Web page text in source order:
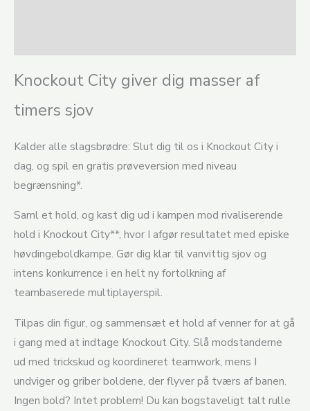
Knockout City giver dig masser af
timers sjov
Kalder alle slagsbrødre: Slut dig til os i Knockout City i
dag, og spil en gratis prøveversion med niveau
begrænsning*.
Saml et hold, og kast dig ud i kampen mod rivaliserende
hold i Knockout City**, hvor I afgør resultatet med episke
høvdingeboldkampe. Gør dig klar til vanvittig sjov og
intens konkurrence i en helt ny fortolkning af
teambaserede multiplayerspil.
Tilpas din figur, og sammensæt et hold af venner for at gå
i gang med at indtage Knockout City. Slå modstanderne
ud med trickskud og koordineret teamwork, mens I
undviger og griber boldene, der flyver på tværs af banen.
Ingen bold? Intet problem! Du kan bogstaveligt talt rulle